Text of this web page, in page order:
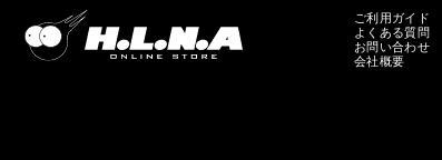
ご利用ガイド
よくある質問
お問い合わせ
会社概要